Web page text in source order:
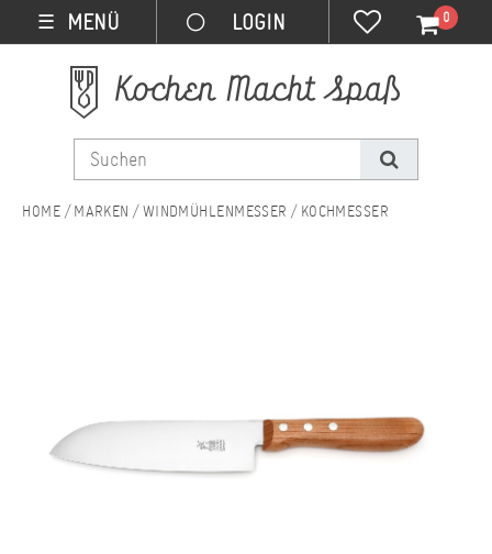
☰ MENÜ 0
MARKEN WINDMÜHLENMESSER KOCHMESSER